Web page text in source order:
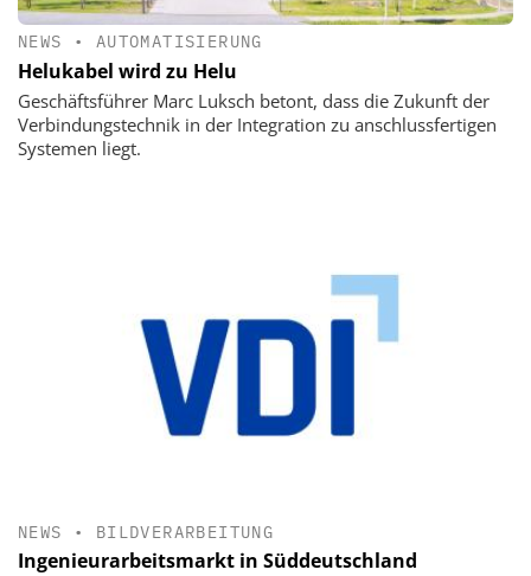
NEWS • AUTOMATISIERUNG
Helukabel wird zu Helu
Geschäftsführer Marc Luksch betont, dass die Zukunft der
Verbindungstechnik in der Integration zu anschlussfertigen
Systemen liegt.
NEWS • BILDVERARBEITUNG
Ingenieurarbeitsmarkt in Süddeutschland